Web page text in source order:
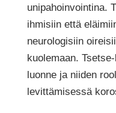
unipahoinvointina.
ihmisiin että
neurologisiin
kuolemaan.
luonne ja niiden
levittämisessä